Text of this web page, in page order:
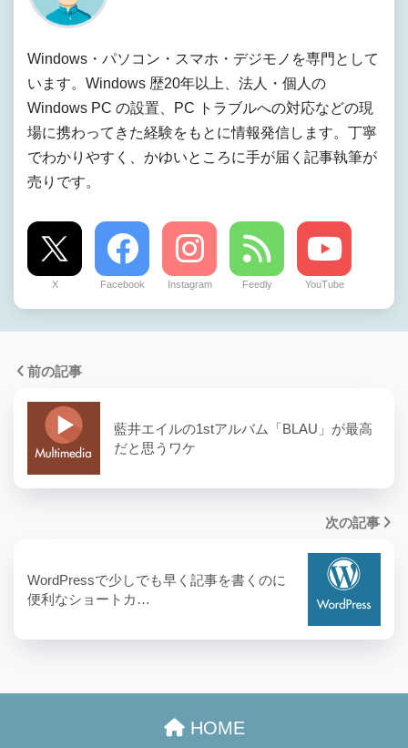
Windows・パソコン・スマホ・デジモノを専門として
います。Windows 歴20年以上、法人・個人の
Windows PC の設置、PC トラブルへの対応などの現
場に携わってきた経験をもとに情報発信します。丁寧
でわかりやすく、かゆいところに手が届く記事執筆が
売りです。
X Facebook Instagram Feedly YouTube
前の記事
藍井エイルの1stアルバム「BLAU」が最高
だと思うワケ
次の記事
WordPressで少しでも早く記事を書くのに
便利なショートカ…
HOME